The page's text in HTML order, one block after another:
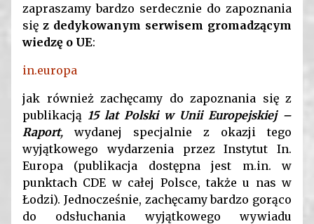
zapraszamy bardzo serdecznie do zapoznania
się z dedykowanym serwisem gromadzącym
wiedzę o UE:
in.europa
jak również zachęcamy do zapoznania się z
publikacją 15 lat Polski w Unii Europejskiej –
Raport, wydanej specjalnie z okazji tego
wyjątkowego wydarzenia przez Instytut In.
Europa (publikacja dostępna jest m.in. w
punktach CDE w całej Polsce, także u nas w
Łodzi). Jednocześnie, zachęcamy bardzo gorąco
do odsłuchania wyjątkowego wywiadu